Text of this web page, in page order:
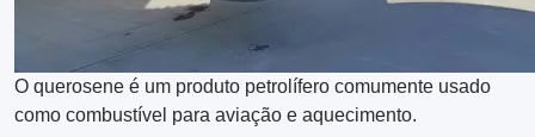
O querosene é um produto petrolífero comumente usado
como combustível para aviação e aquecimento.